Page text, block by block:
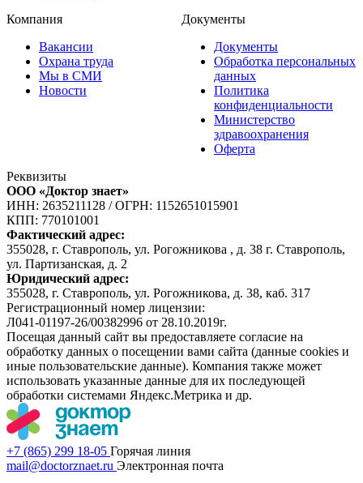
Компания
Вакансии
Охрана труда
Мы в СМИ
Новости
Документы
Документы
Обработка персональных
данных
Политика
конфиденциальности
Министерство
здравоохранения
Оферта
Реквизиты
ООО «Доктор знает»
ИНН: 2635211128 /ОГРН: 1152651015901
КПП: 770101001
Фактический адрес:
355028, г. Ставрополь, ул. Рогожникова , д. 38 г. Ставрополь,
ул. Партизанская, д. 2
Юридический адрес:
355028, г. Ставрополь, ул. Рогожникова, д. 38, каб. 317
Регистрационный номер лицензии:
Л041-01197-26/00382996 от 28.10.2019г.
Посещая данный сайт вы предоставляете согласие на
обработку данных о посещении вами сайта (данные cookies и
иные пользовательские данные). Компания также может
использовать указанные данные для их последующей
обработки системами Яндекс.Метрика и др.
+7 (865) 299 18-05 Горячая линия
mail@doctorznaet.ru Электронная почта